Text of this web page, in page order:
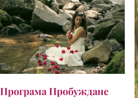
Програма Пробуждане